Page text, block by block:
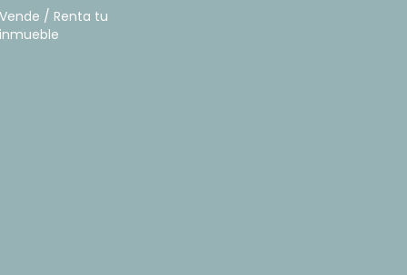
Vende / Renta tu
inmueble